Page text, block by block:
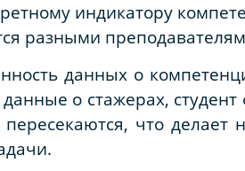
индикатору
разными
данных о
о стажерах,
что